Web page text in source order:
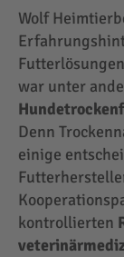
Wolf
war unter
Denn
einige
kontrollierten